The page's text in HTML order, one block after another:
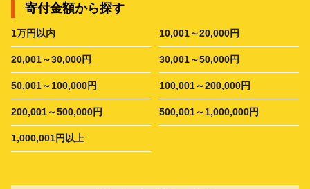
寄付金額から探す
1万円以内 10,001～20,000円
20,001～30,000円 30,001～50,000円
50,001～100,000円 100,001～200,000円
200,001～500,000円 500,001～1,000,000円
1,000,001円以上